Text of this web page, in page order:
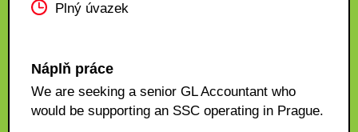
Plný úvazek
Náplň práce
We are seeking a senior GL Accountant who
would be supporting an SSC operating in Prague.